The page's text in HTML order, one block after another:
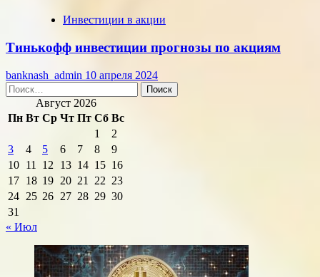
Инвестиции в акции
Тинькофф инвестиции прогнозы по акциям
banknash_admin 10 апреля 2024
Найти:
Август 2026
Пн Вт Ср Чт Пт Сб Вс
1
2
3
4 5 6 7 8
9
10 11 12 13 14 15 16
17 18 19 20 21 22 23
24 25 26 27 28 29 30
31
« Июл